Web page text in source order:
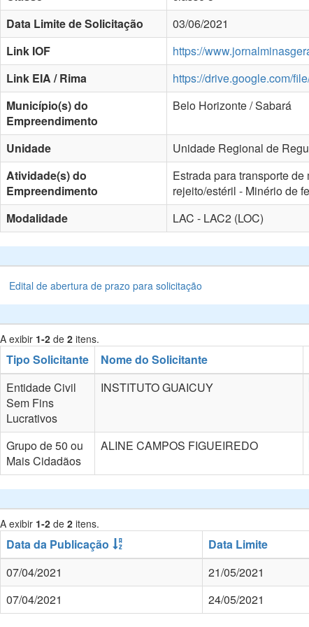
Data Limite de Solicitação
03/06/2021
Link IOF
https://
Link EIA / Rima
https://drive.google.com/
Município(s) do
Empreendimento
Belo Horizonte / Sabará
Unidade
Unidade Regional de
Atividade(s) do
Empreendimento
Estrada para transporte
rejeito/estéril - Minério de
Modalidade
LAC - LAC2 (LOC)
Edital de abertura de prazo para solicitação
A exibir 1-2 de 2 itens.
Tipo Solicitante Nome do Solicitante
Entidade Civil
Sem Fins
Lucrativos
INSTITUTO GUAICUY
Grupo de 50 ou
Mais Cidadãos
ALINE CAMPOS FIGUEIREDO
A exibir 1-2 de 2 itens.
Data da Publicação Data Limite
07/04/2021
21/05/2021
07/04/2021
24/05/2021